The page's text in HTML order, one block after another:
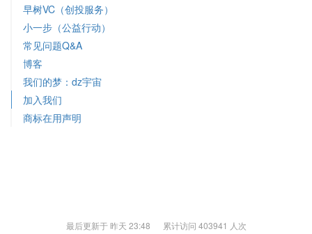
早树VC（创投服务）
小一步（公益行动）
常见问题Q&A
博客
我们的梦：dz宇宙
加入我们
商标在用声明
最后更新于 昨天 23:48 累计访问 403941 人次